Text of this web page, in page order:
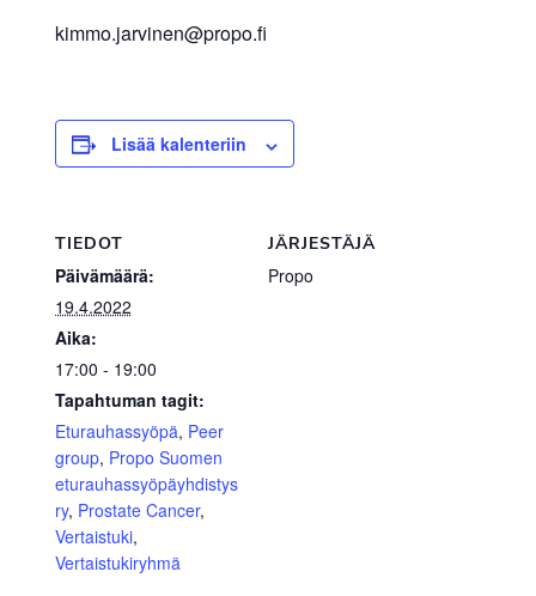
kimmo.jarvinen@propo.fi
Lisää kalenteriin
TIEDOT
Päivämäärä:
19.4.2022
Aika:
17:00 - 19:00
Tapahtuman tagit:
Eturauhassyöpä, Peer
group, Propo Suomen
eturauhassyöpäyhdistys
ry, Prostate Cancer,
Vertaistuki,
Vertaistukiryhmä
JÄRJESTÄJÄ
Propo